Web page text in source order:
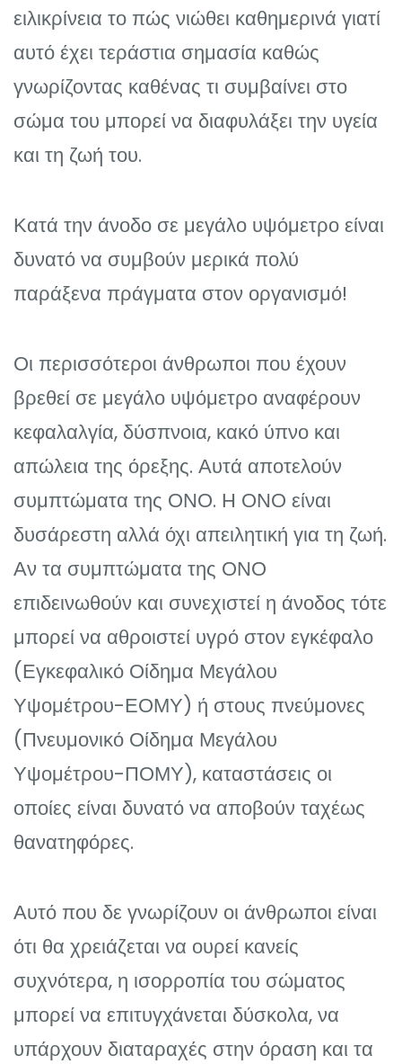
ειλικρίνεια το πώς νιώθει καθημερινά γιατί
αυτό έχει τεράστια σημασία καθώς
γνωρίζοντας καθένας τι συμβαίνει στο
σώμα του μπορεί να διαφυλάξει την υγεία
και τη ζωή του.
Κατά την άνοδο σε μεγάλο υψόμετρο είναι
δυνατό να συμβούν μερικά πολύ
παράξενα πράγματα στον οργανισμό!
Οι περισσότεροι άνθρωποι που έχουν
βρεθεί σε μεγάλο υψόμετρο αναφέρουν
κεφαλαλγία, δύσπνοια, κακό ύπνο και
απώλεια της όρεξης. Αυτά αποτελούν
συμπτώματα της ΟΝΟ. Η ΟΝΟ είναι
δυσάρεστη αλλά όχι απειλητική για τη ζωή.
Αν τα συμπτώματα της ΟΝΟ
επιδεινωθούν και συνεχιστεί η άνοδος τότε
μπορεί να αθροιστεί υγρό στον εγκέφαλο
(Εγκεφαλικό Οίδημα Μεγάλου
Υψομέτρου-ΕΟΜΥ) ή στους πνεύμονες
(Πνευμονικό Οίδημα Μεγάλου
Υψομέτρου-ΠΟΜΥ), καταστάσεις οι
οποίες είναι δυνατό να αποβούν ταχέως
θανατηφόρες.
Αυτό που δε γνωρίζουν οι άνθρωποι είναι
ότι θα χρειάζεται να ουρεί κανείς
συχνότερα, η ισορροπία του σώματος
μπορεί να επιτυγχάνεται δύσκολα, να
υπάρχουν διαταραχές στην όραση και τα